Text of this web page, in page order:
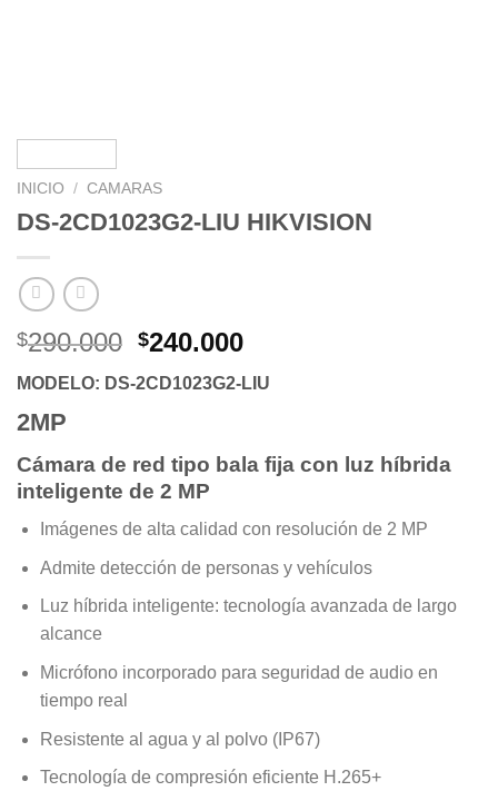
INICIO / CAMARAS
DS-2CD1023G2-LIU HIKVISION
$290.000 El
precio
original
$290.000.
$240.000El
precio
actual
$240.000.
MODELO: DS-2CD1023G2-LIU
2MP
Cámara de red tipo bala fija con luz híbrida
inteligente de 2 MP
Imágenes de alta calidad con resolución de 2 MP
Admite detección de personas y vehículos
Luz híbrida inteligente: tecnología avanzada de largo
alcance
Micrófono incorporado para seguridad de audio en
tiempo real
Resistente al agua y al polvo (IP67)
Tecnología de compresión eficiente H.265+